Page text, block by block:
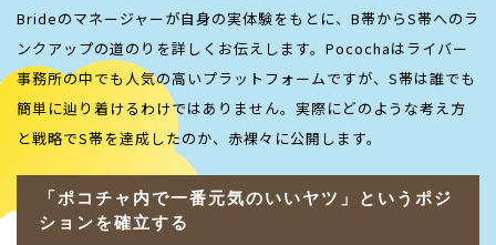
Brideのマネージャーが自身の実体験をもとに、 B帯からS帯へのラ
ンクアップの道のりを詳しくお伝えします。 Pocochaはライバー
事務所の中でも人気の高いプラットフォームですが、 S帯は誰でも
簡単に辿り着けるわけではありません。実際にどのような考え方
と戦略でS帯を達成したのか、赤裸々に公開します。
「ポコチャ内で一番元気のいいヤツ」というポジ
ションを確立する